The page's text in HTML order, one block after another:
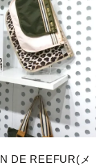
DE REEFUR(メ